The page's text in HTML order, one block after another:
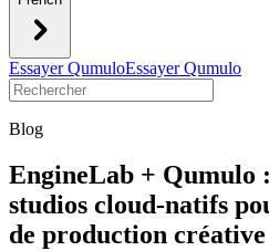
Essayer QumuloEssayer Qumulo
Blog
EngineLab + Qumulo
studios cloud-natifs
de production créative